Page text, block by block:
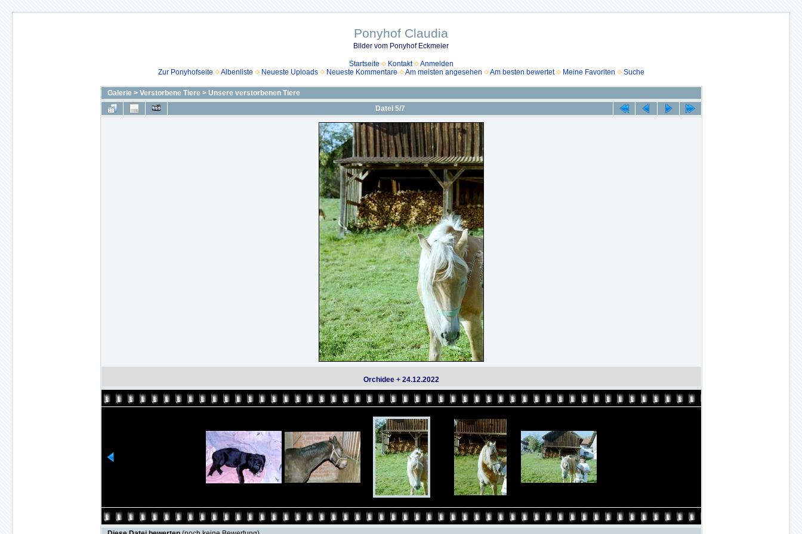
Ponyhof Claudia
Bilder vom Ponyhof Eckmeier
Startseite Kontakt
Anmelden
Zur Ponyhofseite
Albenliste Neueste Uploads Neueste Kommentare Am meisten angesehen Am besten bewertet Meine Favoriten Suche
Galerie> Verstorbene Tiere> Unsere verstorbenen Tiere
Datei 5/7
Orchidee + 24.12.2022